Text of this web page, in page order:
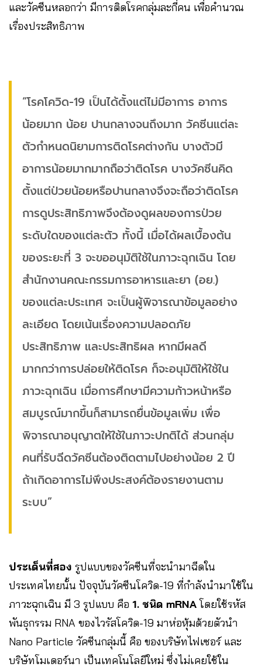
และวัคซีนหลอกว่า มีการติดโรคกลุ่มละกี่คน เพื่อคำนวณ
เรื่องประสิทธิภาพ
“โรคโควิด-19 เป็นได้ตั้งแต่ไม่มีอาการ อาการ
น้อยมาก น้อย ปานกลางจนถึงมาก วัคซีนแต่ละ
ตัวกำหนดนิยามการติดโรคต่างกัน บางตัวมี
อาการน้อยมากมากถือว่าติดโรค บางวัคซีนคิด
ตั้งแต่ป่วยน้อยหรือปานกลางจึงจะถือว่าติดโรค
การดูประสิทธิภาพจึงต้องดูผลของการป่วย
ระดับใดของแต่ละตัว ทั้งนี้ เมื่อได้ผลเบื้องต้น
ของระยะที่ 3 จะขออนุมัติใช้ในภาวะฉุกเฉิน โดย
สำนักงานคณะกรรมการอาหารและยา (อย.)
ของแต่ละประเทศ จะเป็นผู้พิจารณาข้อมูลอย่าง
ละเอียด โดยเน้นเรื่องความปลอดภัย
ประสิทธิภาพ และประสิทธิผล หากมีผลดี
มากกว่าการปล่อยให้ติดโรค ก็จะอนุมัติให้ใช้ใน
ภาวะฉุกเฉิน เมื่อการศึกษามีความก้าวหน้าหรือ
สมบูรณ์มากขึ้นก็สามารถยื่นข้อมูลเพิ่ม เพื่อ
พิจารณาอนุญาตให้ใช้ในภาวะปกติได้ ส่วนกลุ่ม
คนที่รับฉีดวัคซีนต้องติดตามไปอย่างน้อย 2 ปี
ถ้าเกิดอาการไม่พึงประสงค์ต้องรายงานตาม
ระบบ”
ประเด็นที่สอง รูปแบบของวัคซีนที่จะนำมาฉีดใน
ประเทศไทยนั้น ปัจจุบันวัคซีนโควิด-19 ที่กำลังนำมาใช้ใน
ภาวะฉุกเฉิน มี 3 รูปแบบ คือ 1. ชนิด mRNAโดยใช้รหัส
พันธุกรรม RNA ของไวรัสโควิด-19 มาห่อหุ้มด้วยตัวนำ
Nano Particle วัคซีนกลุ่มนี้ คือ ของบริษัทไฟเซอร์ และ
บริษัทโมเดอร์นา เป็นเทคโนโลยีใหม่ ซึ่งไม่เคยใช้ใน